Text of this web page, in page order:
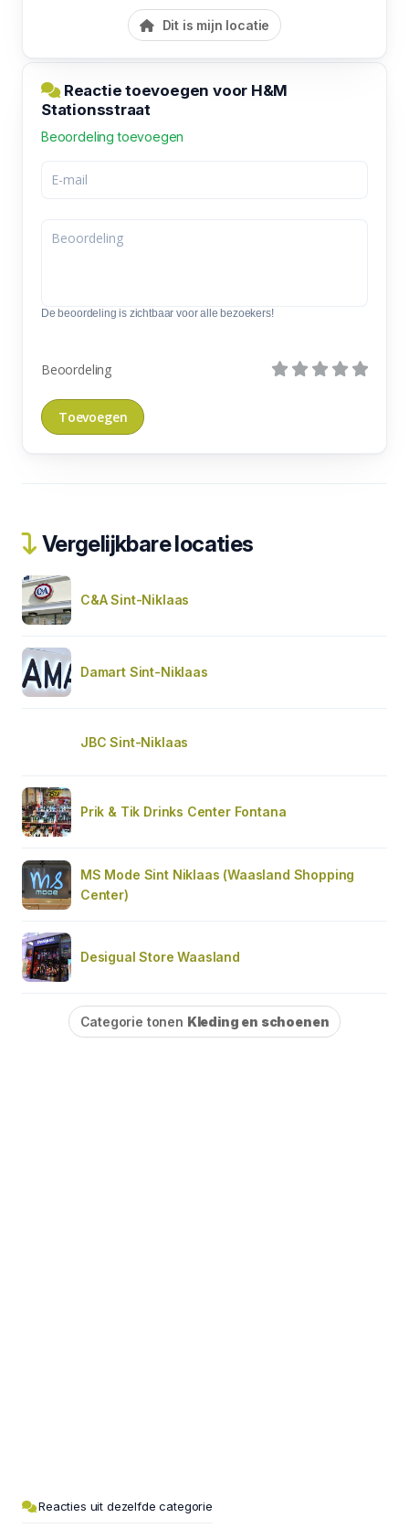
Dit is mijn locatie
Reactie toevoegen voor H&M
Stationsstraat
Beoordeling toevoegen
De beoordeling is zichtbaar voor alle bezoekers!
Beoordeling
Vergelijkbare locaties
C&A Sint-Niklaas
Damart Sint-Niklaas
JBC Sint-Niklaas
Prik & Tik Drinks Center Fontana
MS Mode Sint Niklaas (Waasland Shopping
Center)
Desigual Store Waasland
Categorie tonen Kleding en schoenen
Reacties uit dezelfde categorie